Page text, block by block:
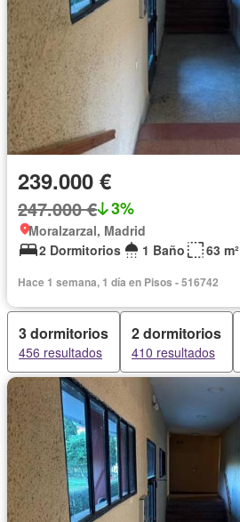
239.000 €
247.000 € 3%
Moralzarzal, Madrid
2 Dormitorios
1 Baño 63 m²
Hace 1 semana, 1 día en Pisos - 516742
3 dormitorios
456 resultados
2 dormitorios
410 resultados